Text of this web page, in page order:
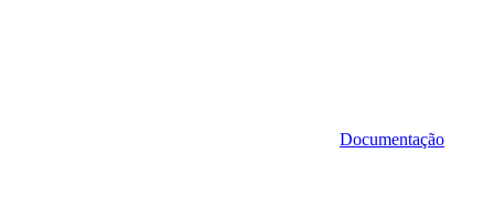
Documentação